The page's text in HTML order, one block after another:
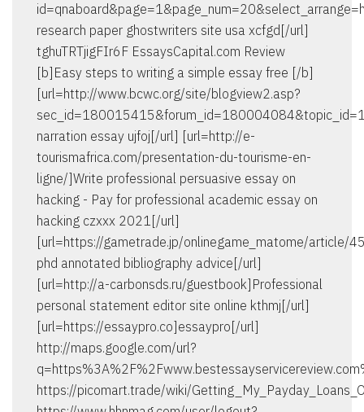
research paper ghostwriters site usa xcfgd[/url]
tghuTRTjigFIr6F EssaysCapital.com Review
[b]Easy steps to writing a simple essay free [/b]
[url=http://www.bcwc.org/site/blogview2.asp?
narration essay ujfoj[/url] [url=http://e-
tourismafrica.com/presentation-du-tourisme-en-
ligne/]Write professional persuasive essay on
hacking - Pay for professional academic essay on
hacking czxxx 2021[/url]
[url=https://gametrade.jp/onlinegame_matome/article/
phd annotated bibliography advice[/url]
[url=http://a-carbonsds.ru/guestbook]Professional
personal statement editor site online kthmj[/url]
[url=https://essaypro.co]essaypro[/url]
http://maps.google.com/url?
https://picomart.trade/wiki/